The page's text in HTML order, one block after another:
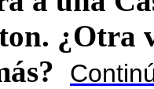
¿Otra